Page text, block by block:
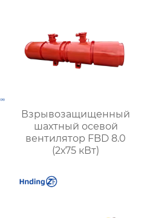
Взрывозащищенный
шахтный осевой
вентилятор FBD 8.0
(2х75 кВт)